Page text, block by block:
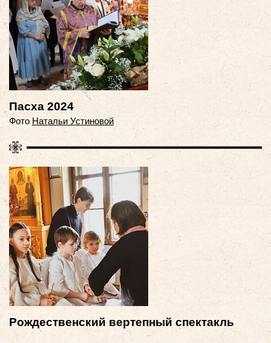
Пасха 2024
Фото Натальи Устиновой
Рождественский вертепный спектакль